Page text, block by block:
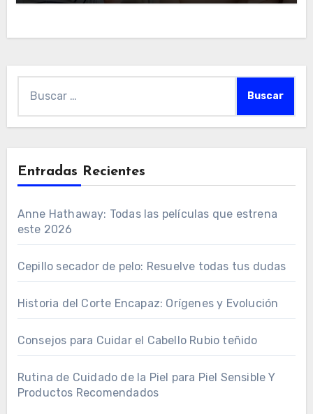
Entradas Recientes
Anne Hathaway: Todas las películas que estrena
este 2026
Cepillo secador de pelo: Resuelve todas tus dudas
Historia del Corte Encapaz: Orígenes y Evolución
Consejos para Cuidar el Cabello Rubio teñido
Rutina de Cuidado de la Piel para Piel Sensible Y
Productos Recomendados